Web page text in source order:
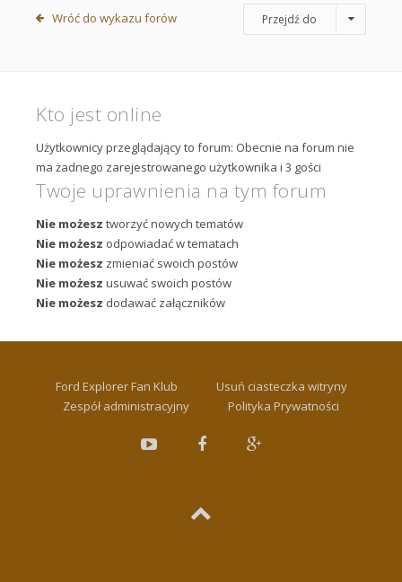
Wróć do wykazu forów Przejdź do
Kto jest online
Użytkownicy przeglądający to forum: Obecnie na forum nie
ma żadnego zarejestrowanego użytkownika i 3 gości
Twoje uprawnienia na tym forum
Nie możesz tworzyć nowych tematów
Nie możesz odpowiadać w tematach
Nie możesz zmieniać swoich postów
Nie możesz usuwać swoich postów
Nie możesz dodawać załączników
Ford Explorer Fan Klub
Usuń ciasteczka witryny
Zespół administracyjny
Polityka Prywatności